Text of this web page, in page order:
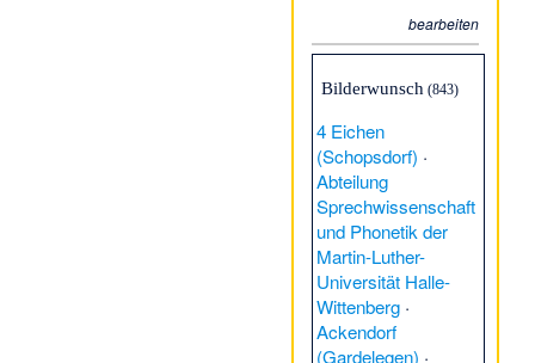
bearbeiten
Bilderwunsch (843)
4 Eichen
(Schopsdorf) ·
Abteilung
Sprechwissenschaft
und Phonetik der
Martin-Luther-
Universität Halle-
Wittenberg ·
Ackendorf
(Gardelegen) ·